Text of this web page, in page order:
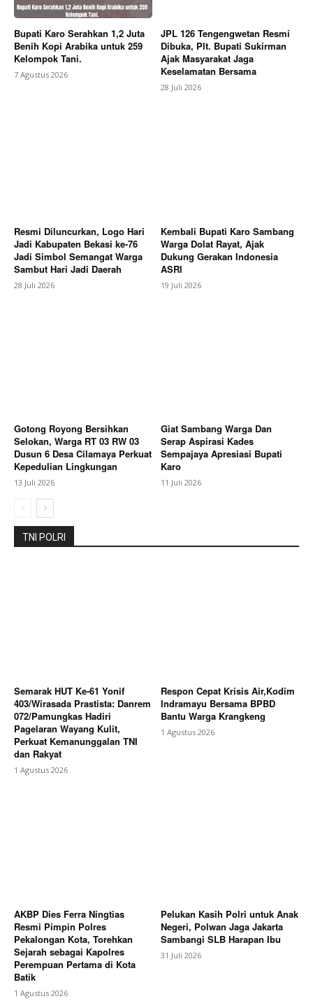
SUBSCRIBE NOW
My account
Bagikan Artikel
Bupati Karo Serahkan 1,2 Juta
Benih Kopi Arabika untuk 259
Kelompok Tani.
7 Agustus 2026
JPL 126 Tengengwetan Resmi
Dibuka, Plt. Bupati Sukirman
Ajak Masyarakat Jaga
Keselamatan Bersama
28 Juli 2026
Resmi Diluncurkan, Logo Hari
Jadi Kabupaten Bekasi ke-76
Jadi Simbol Semangat Warga
Sambut Hari Jadi Daerah
28 Juli 2026
Kembali Bupati Karo Sambang
Warga Dolat Rayat, Ajak
Dukung Gerakan Indonesia
ASRI
19 Juli 2026
Gotong Royong Bersihkan
Selokan, Warga RT 03 RW 03
Dusun 6 Desa Cilamaya Perkuat
Kepedulian Lingkungan
13 Juli 2026
Giat Sambang Warga Dan
Serap Aspirasi Kades
Sempajaya Apresiasi Bupati
Karo
11 Juli 2026
TNI POLRI
Semarak HUT Ke-61 Yonif
403/Wirasada Prastista: Danrem
072/Pamungkas Hadiri
Pagelaran Wayang Kulit,
Perkuat Kemanunggalan TNI
dan Rakyat
1 Agustus 2026
Respon Cepat Krisis Air,Kodim
Indramayu Bersama BPBD
Bantu Warga Krangkeng
1 Agustus 2026
AKBP Dies Ferra Ningtias
Resmi Pimpin Polres
Pekalongan Kota, Torehkan
Sejarah sebagai Kapolres
Perempuan Pertama di Kota
Batik
1 Agustus 2026
Pelukan Kasih Polri untuk Anak
Negeri, Polwan Jaga Jakarta
Sambangi SLB Harapan Ibu
31 Juli 2026